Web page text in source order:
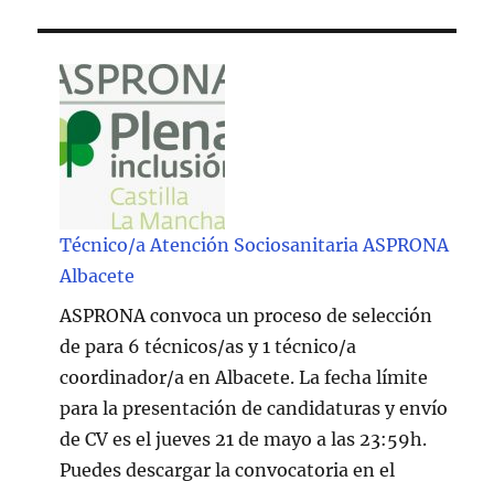
Técnico/a Atención Sociosanitaria ASPRONA
Albacete
ASPRONA convoca un proceso de selección
de para 6 técnicos/as y 1 técnico/a
coordinador/a en Albacete. La fecha límite
para la presentación de candidaturas y envío
de CV es el jueves 21 de mayo a las 23:59h.
Puedes descargar la convocatoria en el